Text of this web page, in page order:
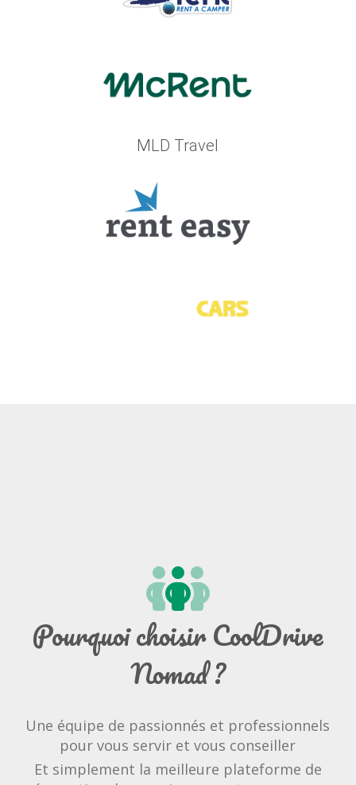
MLD Travel
Pourquoi choisir CoolDrive
Nomad ?
Une équipe de passionnés et professionnels
pour vous servir et vous conseiller
Et simplement la meilleure plateforme de